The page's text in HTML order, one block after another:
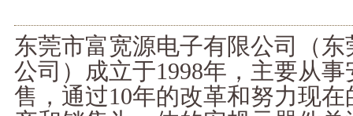
东莞市富宽源电子有限公司（
公司）成立于1998年，主要从
售，通过10年的改革和努力现